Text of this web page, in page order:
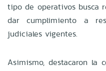
tipo de operativos busca
dar cumplimiento a
judiciales vigentes.
Asimismo, destacaron la